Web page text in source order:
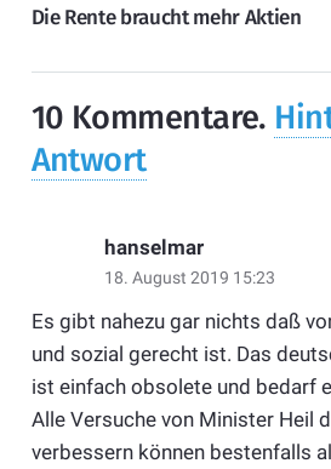
Die Rente braucht mehr Aktien
10 Kommentare.
Antwort
hanselmar
18. August 2019 15:23
Es gibt nahezu gar nichts daß
und sozial gerecht ist. Das
ist einfach obsolete und bedarf
Alle Versuche von Minister Heil
verbessern können bestenfalls